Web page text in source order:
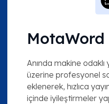
Anında makine
üzerine profesyonel
eklenerek, hızlıca
içinde iyileştirmeler